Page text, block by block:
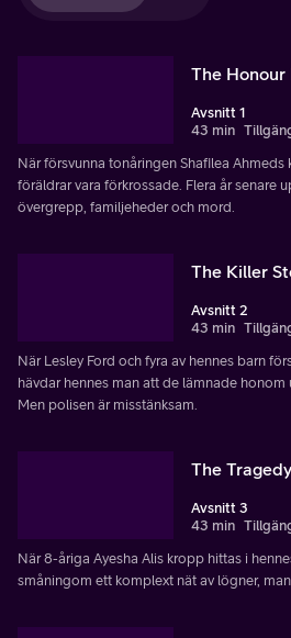
The Honour
Avsnitt 1
43 min
När försvunna tonåringen Shafilea Ahmeds
föräldrar vara förkrossade. Flera år senare
övergrepp, familjeheder och mord.
The Killer
Avsnitt 2
43 min
När Lesley Ford och fyra av hennes barn
hävdar hennes man att de lämnade honom
Men polisen är misstänksam.
The
Avsnitt 3
43 min
När 8-åriga Ayesha Alis kropp hittas i
småningom ett komplext nät av lögner,